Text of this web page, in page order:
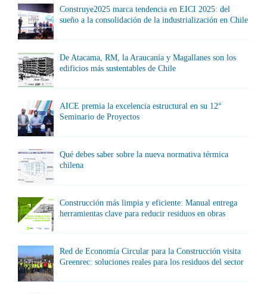
Construye2025 marca tendencia en EICI 2025: del
sueño a la consolidación de la industrialización en Chile
De Atacama, RM, la Araucanía y Magallanes son los
edificios más sustentables de Chile
AICE premia la excelencia estructural en su 12°
Seminario de Proyectos
Qué debes saber sobre la nueva normativa térmica
chilena
Construcción más limpia y eficiente: Manual entrega
herramientas clave para reducir residuos en obras
Red de Economía Circular para la Construcción visita
Greenrec: soluciones reales para los residuos del sector